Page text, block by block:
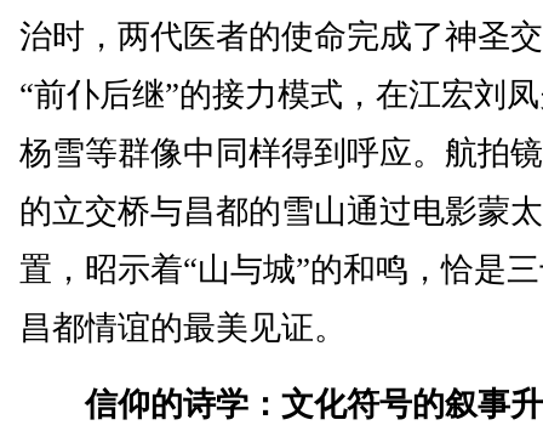
治时，两代医者的使命完成了神圣
“前仆后继”的接力模式，在江宏刘
杨雪等群像中同样得到呼应。航拍
的立交桥与昌都的雪山通过电影蒙
置，昭示着“山与城”的和鸣，恰是
昌都情谊的最美见证。
信仰的诗学：文化符号的叙事